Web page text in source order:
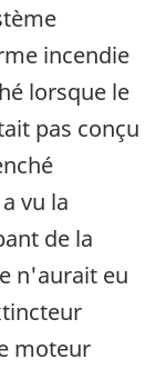
incendie
lorsque le
pas conçu
vu la
de la
n'aurait eu
moteur